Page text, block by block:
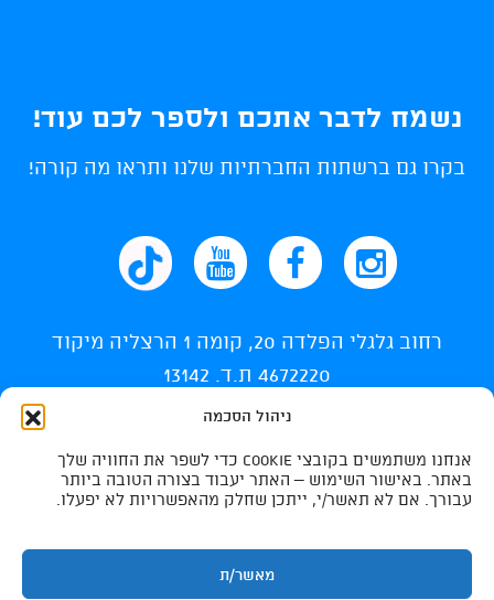
ניהול הסכמה
אנחנו משתמשים בקובצי Cookie כדי לשפר את החוויה שלך
באתר. באישור השימוש – האתר יעבוד בצורה הטובה ביותר
עבורך. אם לא תאשר/י, ייתכן שחלק מהאפשרויות לא יפעלו.
מאשר/ת
נשמח לדבר אתכם ולספר לכם עוד!
בקרו גם ברשתות החברתיות שלנו ותראו מה קורה!
רחוב גלגלי הפלדה 20, קומה 1 הרצליה מיקוד
4672220 ת.ד. 13142
info@ti-swim.co.il
035400710
035400732